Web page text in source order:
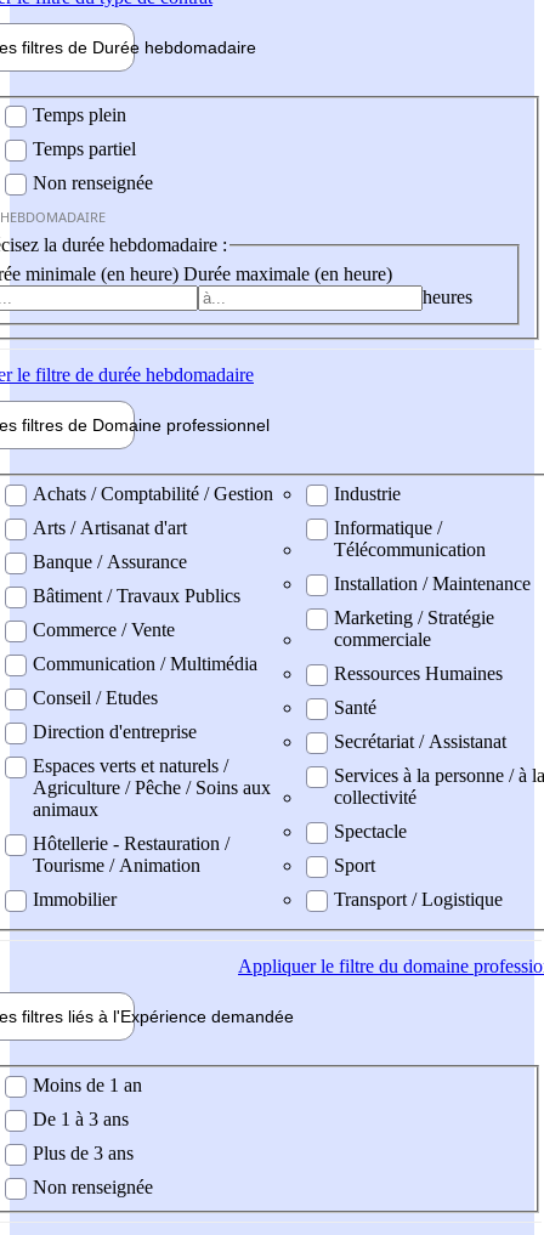
filtres de Durée hebdomadaire
Temps plein
Temps partiel
Non renseignée
la durée hebdomadaire :
minimale (en heure) Durée maximale (en heure)
heures
le filtre de durée hebdomadaire
filtres de Domaine professionnel
professionel
Achats / Comptabilité / Gestion
Arts / Artisanat d'art
Banque / Assurance
Bâtiment / Travaux Publics
Commerce / Vente
Communication / Multimédia
Conseil / Etudes
Direction d'entreprise
Espaces verts et naturels /
Agriculture / Pêche / Soins aux
animaux
Hôtellerie - Restauration /
Tourisme / Animation
Immobilier
Industrie
Informatique /
Télécommunication
Installation / Maintenance
Marketing / Stratégie
commerciale
Ressources Humaines
Santé
Secrétariat / Assistanat
Services à la personne / à la
collectivité
Spectacle
Sport
Transport / Logistique
Appliquerle filtre du domaine
filtres liés à l'Expérience demandée
demandée
Moins de 1 an
De 1 à 3 ans
Plus de 3 ans
Non renseignée